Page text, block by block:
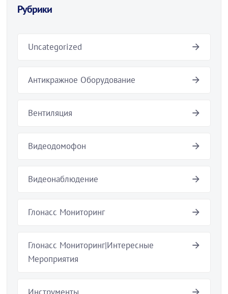
Рубрики
Uncategorized
Антикражное Оборудование
Вентиляция
Видеодомофон
Видеонаблюдение
Глонасс Мониторинг
Глонасс Мониторинг|Интересные
Мероприятия